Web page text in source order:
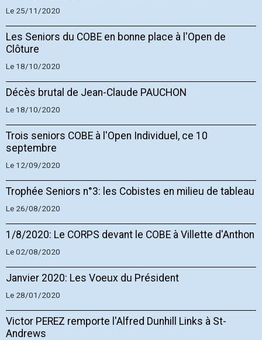
Le 25/11/2020
Les Seniors du COBE en bonne place à l'Open de
Clôture
Le 18/10/2020
Décès brutal de Jean-Claude PAUCHON
Le 18/10/2020
Trois seniors COBE à l'Open Individuel, ce 10
septembre
Le 12/09/2020
Trophée Seniors n°3: les Cobistes en milieu de tableau
Le 26/08/2020
1/8/2020: Le CORPS devant le COBE à Villette d'Anthon
Le 02/08/2020
Janvier 2020: Les Voeux du Président
Le 28/01/2020
Victor PEREZ remporte l'Alfred Dunhill Links à St-
Andrews